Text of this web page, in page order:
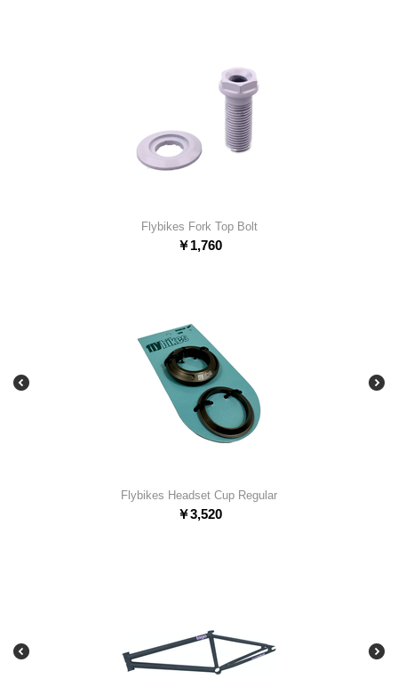
Flybikes Fork Top Bolt
￥1,760
Flybikes Headset Cup Regular
￥3,520